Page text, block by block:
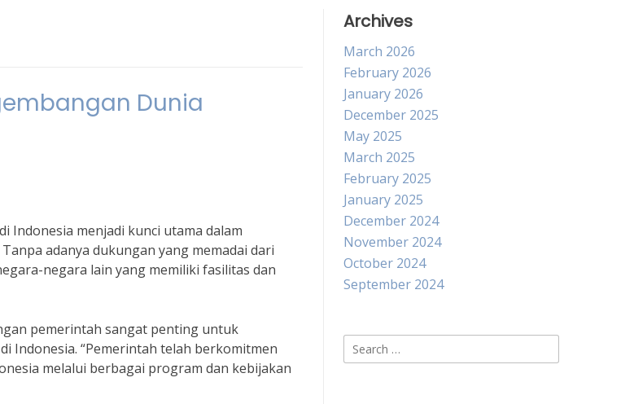
Dunia
Indonesia menjadi kunci utama dalam
adanya dukungan yang memadai dari
negara lain yang memiliki fasilitas dan
pemerintah sangat penting untuk
Indonesia. “Pemerintah telah berkomitmen
melalui berbagai program dan kebijakan
Archives
March 2026
February 2026
January 2026
December 2025
May 2025
March 2025
February 2025
January 2025
December 2024
November 2024
October 2024
September 2024
Search
for: